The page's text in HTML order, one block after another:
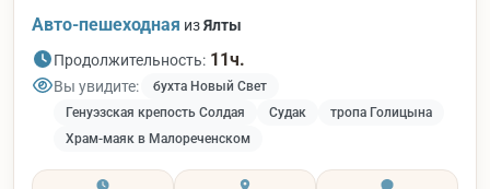
Авто-пешеходная изЯлты
Продолжительность: 11ч.
Вы увидите:
бухта Новый Свет
Генуэзская крепость Солдая
Судак
тропа Голицына
Храм-маяк в Малореченском